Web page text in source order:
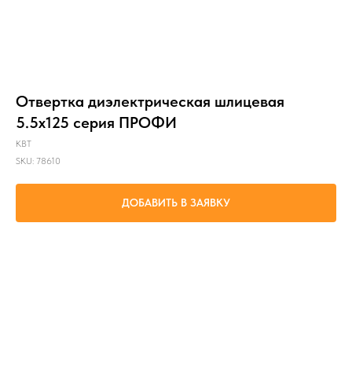
Отвертка диэлектрическая шлицевая
5.5х125 серия ПРОФИ
КВТ
SKU: 78610
ДОБАВИТЬ В ЗАЯВКУ